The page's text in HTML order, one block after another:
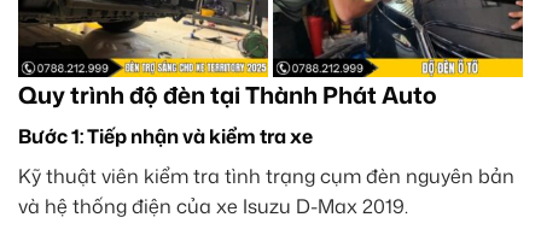
Quy trình độ đèn tại Thành Phát Auto
Bước 1: Tiếp nhận và kiểm tra xe
Kỹ thuật viên kiểm tra tình trạng cụm đèn nguyên bản
và hệ thống điện của xe Isuzu D-Max 2019.